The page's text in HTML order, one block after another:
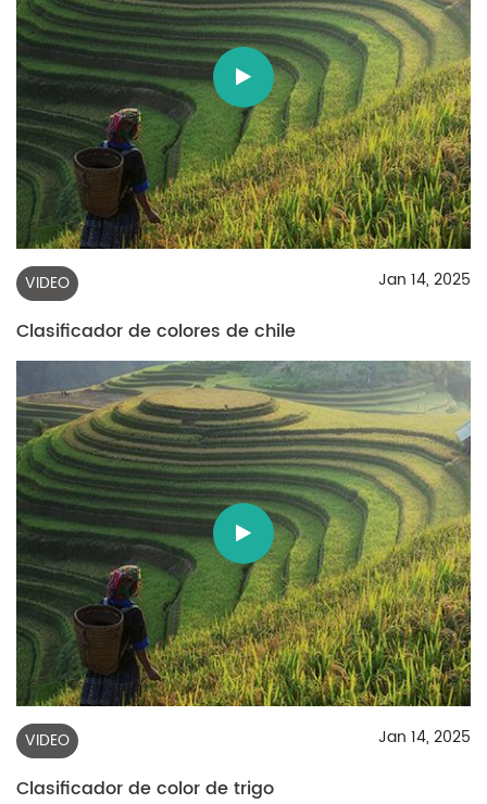
VIDEO Jan 14, 2025
Clasificador de colores de chile
VIDEO Jan 14, 2025
Clasificador de color de trigo